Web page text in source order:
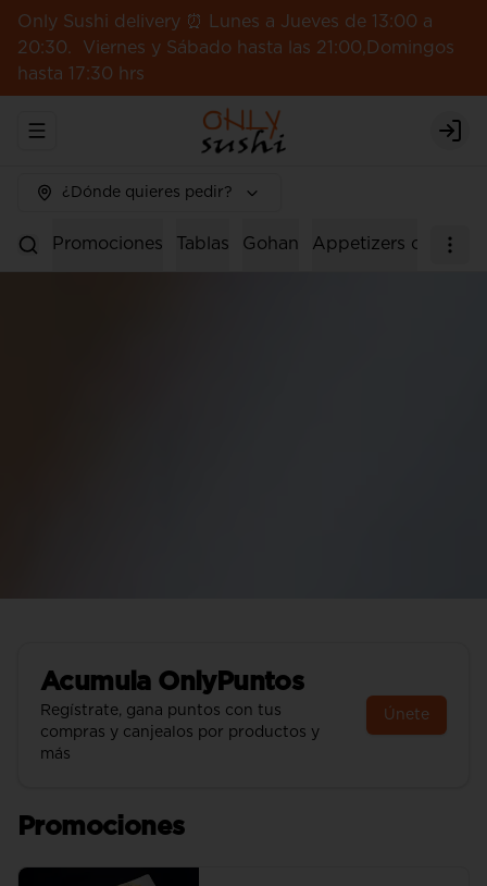
Only Sushi delivery ⏰ Lunes a Jueves de 13:00 a
20:30. Viernes y Sábado hasta las 21:00,Domingos
hasta 17:30 hrs
Abrir menu de navegación
¿Dónde quieres pedir?
Promociones Tablas Gohan Appetizers calientes
Acumula OnlyPuntos
Regístrate, gana puntos con tus
compras y canjealos por productos y
más
Únete
Promociones